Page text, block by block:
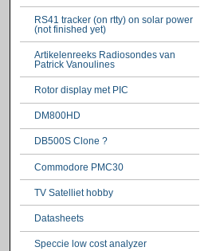
RS41 tracker (on rtty) on solar power
(not finished yet)
Artikelenreeks Radiosondes van
Patrick Vanoulines
Rotor display met PIC
DM800HD
DB500S Clone ?
Commodore PMC30
TV Satelliet hobby
Datasheets
Speccie low cost analyzer